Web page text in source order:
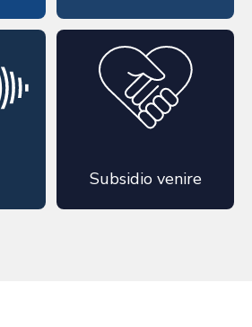
Subsidio venire